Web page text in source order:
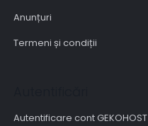
Anunțuri
Termeni și condiții
Autentificare cont GEKOHOST